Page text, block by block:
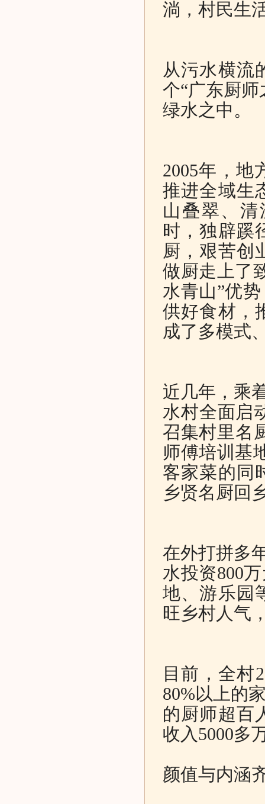
淌，村民生
从污水横流
个“广东厨
绿水之中。
2005年，地
推进全域生
山叠翠、
时，独辟蹊
厨，艰苦创
做厨走上了
水青山”优
供好食材，
成了多模式
近几年，乘
水村全面启
召集村里名
师傅培训基
客家菜的同
乡贤名厨回
在外打拼多
水投资800
地、游乐园
旺乡村人气
目前，全村
80%以上的
的厨师超百
收入5000多
颜值与内涵